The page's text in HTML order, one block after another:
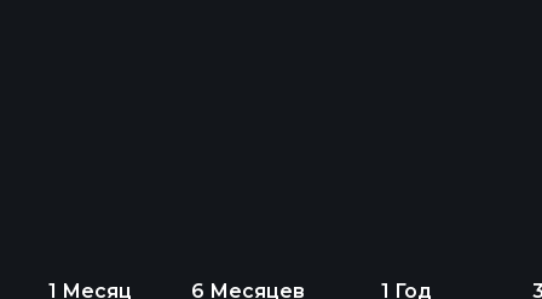
1 Месяц
6 Месяцев
1 Год